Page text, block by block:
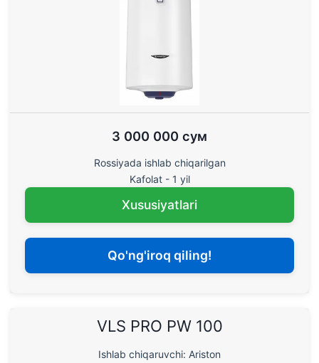
3 000 000 сум
Rossiyada ishlab chiqarilgan
Kafolat - 1 yil
Xususiyatlari
Qo'ng'iroq qiling!
VLS PRO PW 100
Ishlab chiqaruvchi: Ariston